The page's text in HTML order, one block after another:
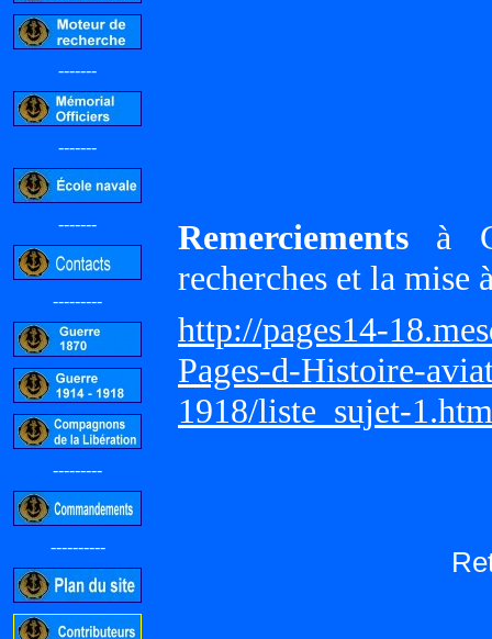
-------
-------
-------
---------
---------
----------
Remerciements à
recherches et la mise
http://pages14-
Pages-d-Histoire-
1918/liste_sujet-1.htm